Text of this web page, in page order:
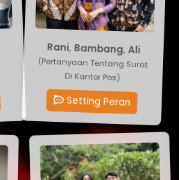
Rani ,Bambang ,Ali
(Pertanyaan Tentang Surat
Di Kantor Pos)
Setting Peran